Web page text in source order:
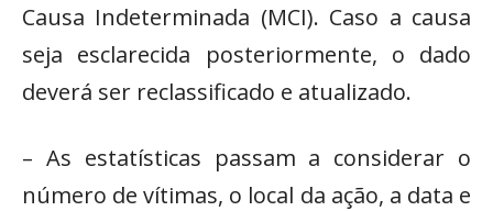
Causa Indeterminada (MCI). Caso a causa
seja esclarecida posteriormente, o dado
deverá ser reclassificado e atualizado.
– As estatísticas passam a considerar o
número de vítimas, o local da ação, a data e